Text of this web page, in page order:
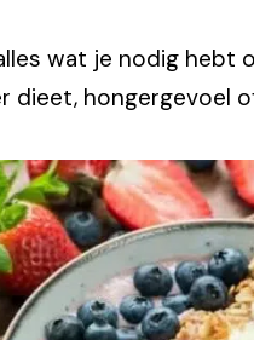
wat je nodig
dieet, hongergevoel